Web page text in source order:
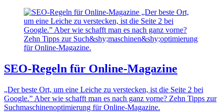
SEO-Regeln für Online-Magazine
„Der beste Ort, um eine Leiche zu verstecken, ist die Seite 2 bei
Google.” Aber wie schafft man es nach ganz vorne? Zehn Tipps zur
Such­maschinen­optimierung für Online-Magazine.